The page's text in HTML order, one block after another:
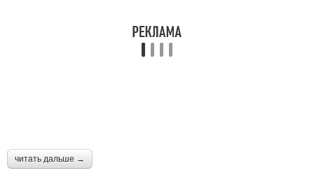
читать дальше →